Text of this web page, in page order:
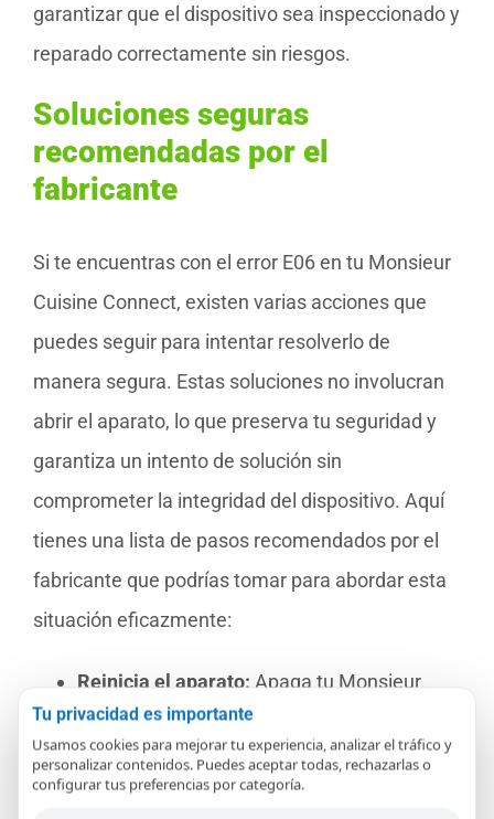
garantizar que el dispositivo sea inspeccionado y
reparado correctamente sin riesgos.
Soluciones seguras
recomendadas por el
fabricante
Si te encuentras con el error E06 en tu Monsieur
Cuisine Connect, existen varias acciones que
puedes seguir para intentar resolverlo de
manera segura. Estas soluciones no involucran
abrir el aparato, lo que preserva tu seguridad y
garantiza un intento de solución sin
comprometer la integridad del dispositivo. Aquí
tienes una lista de pasos recomendados por el
fabricante que podrías tomar para abordar esta
situación eficazmente:
Reinicia el aparato: Apaga tu Monsieur
Cuisine Connect y desconéctalo de la
corriente por al menos 10 minutos. Luego,
vuelve a encenderlo. Esto puede resetear el
Tu privacidad es importante
Usamos cookies para mejorar tu experiencia, analizar el tráfico y
personalizar contenidos. Puedes aceptar todas, rechazarlas o
configurar tus preferencias por categoría.